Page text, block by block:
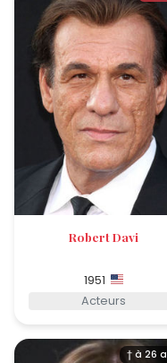
Robert Davi
1951
Acteurs
† à 26